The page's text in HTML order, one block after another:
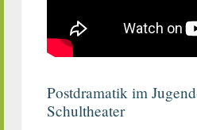
Postdramatik im
Schultheater